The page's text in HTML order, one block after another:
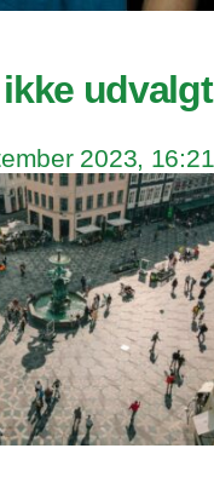
2023, 16:21